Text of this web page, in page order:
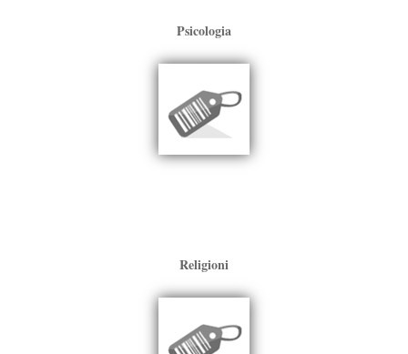
Psicologia
Religioni